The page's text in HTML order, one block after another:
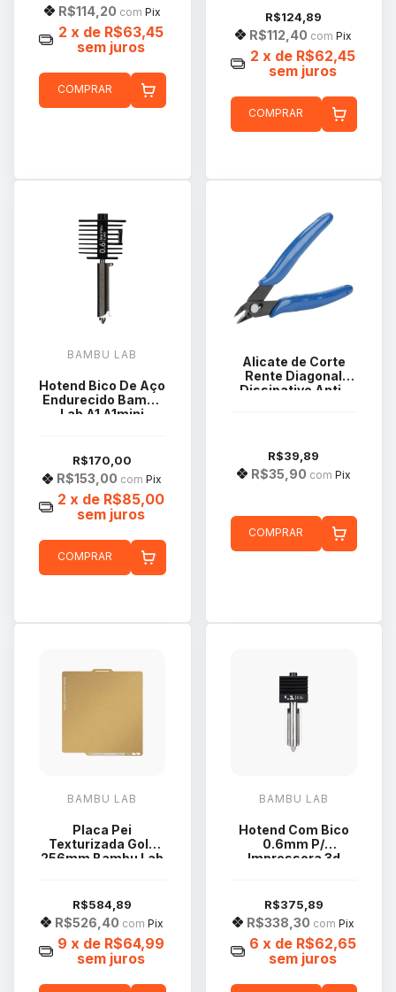
R$114,20 com Pix
2 x de R$63,45
sem juros
COMPRAR
R$124,89
R$112,40 com Pix
2 x de R$62,45
sem juros
COMPRAR
BAMBU LAB
Hotend Bico De Aço
Endurecido Bambu
Lab A1 A1mini
R$170,00
R$153,00 com Pix
2 x de R$85,00
sem juros
COMPRAR
Alicate de Corte
Rente Diagonal
Dissipativo Anti-
R$39,89
R$35,90 com Pix
COMPRAR
BAMBU LAB
Placa Pei
Texturizada Gold
256mm Bambu Lab
R$584,89
R$526,40 com Pix
9 x de R$64,99
sem juros
BAMBU LAB
Hotend Com Bico
0.6mm P/
Impressora 3d
R$375,89
R$338,30 com Pix
6 x de R$62,65
sem juros